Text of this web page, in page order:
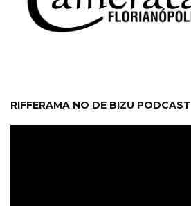
RIFFERAMA NO DE BIZU PODCAST